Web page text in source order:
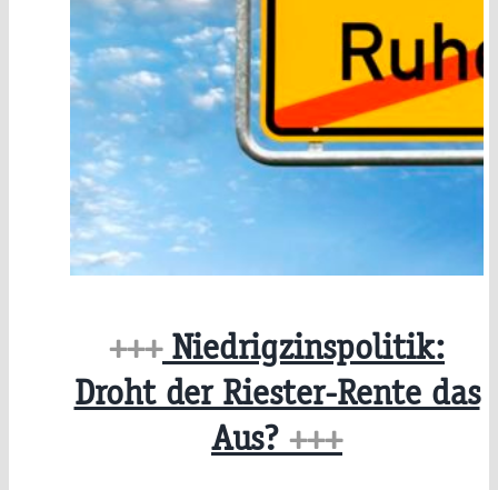
+++Niedrigzinspolitik:
Droht der Riester-Rente das
Aus? +++